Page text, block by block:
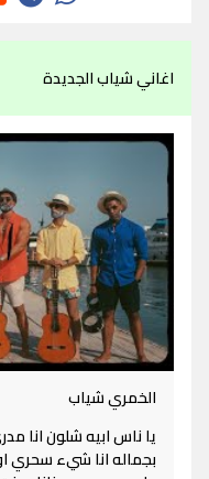
اغاني شياب الجديدة
الخمري شياب
يا ناس ابيه شلون انا
بجماله انا شيء سحري